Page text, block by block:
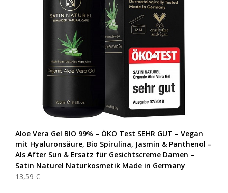
Aloe Vera Gel BIO 99% – ÖKO Test SEHR GUT – Vegan
mit Hyaluronsäure, Bio Spirulina, Jasmin & Panthenol –
Als After Sun & Ersatz für Gesichtscreme Damen –
Satin Naturel Naturkosmetik Made in Germany
13,59 €